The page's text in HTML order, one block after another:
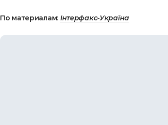
По материалам: Інтерфакс-Україна